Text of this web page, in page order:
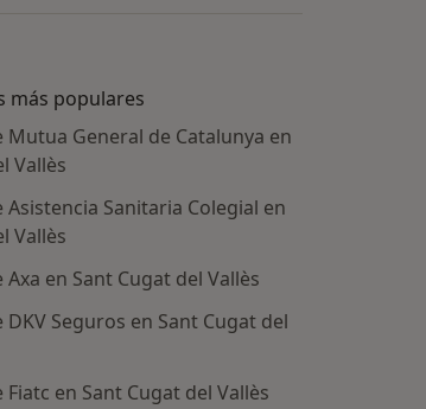
más populares
General de Catalunya en
Vallès
Sanitaria Colegial en
Vallès
en Sant Cugat del Vallès
Seguros en Sant Cugat del
en Sant Cugat del Vallès